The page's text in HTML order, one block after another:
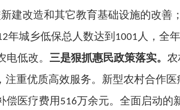
建改造和其它教育基础设施的改善；
年城乡低保总人数达到 1001人，全
低改。 三是狠抓惠民政策落实。 农
重优质高效服务。新型农村合作医
偿医疗费用516万余元。全面启动的